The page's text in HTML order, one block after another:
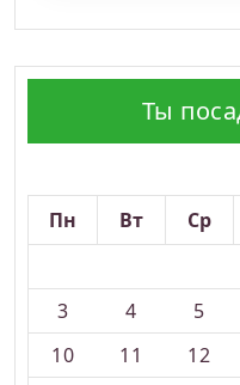
Ты
Пн
Вт Ср
3
4 5
10
11 12